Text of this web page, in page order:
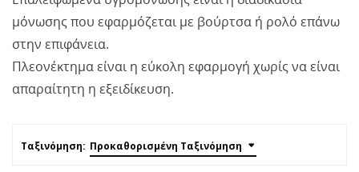
μόνωσης που εφαρμόζεται με βούρτσα ή ρολό επάνω
στην επιφάνεια.
Πλεονέκτημα είναι η εύκολη εφαρμογή χωρίς να είναι
απαραίτητη η εξειδίκευση.
Ταξινόμηση: Προκαθορισμένη Ταξινόμηση